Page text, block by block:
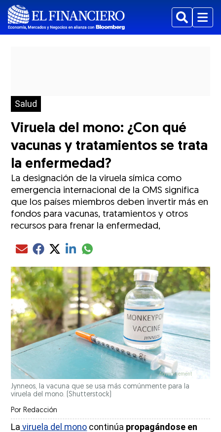
BuscarMenu
Salud
Viruela del mono: ¿Con qué
vacunas y tratamientos se trata
la enfermedad?
La designación de la viruela símica como
emergencia internacional de la OMS significa
que los países miembros deben invertir más en
fondos para vacunas, tratamientos y otros
recursos para frenar la enfermedad,
Compartir el artículo actual mediante Email
Compartir el artículo actual mediante Facebook
Compartir el artículo actual mediante Twitter
Compartir el artículo actual mediante LinkedIn
Compartir el artículo actual mediante
Jynneos, la vacuna que se usa más comúnmente para la
viruela del mono. (Shutterstock)
Por Redacción
La viruela del mono continúa propagándose en